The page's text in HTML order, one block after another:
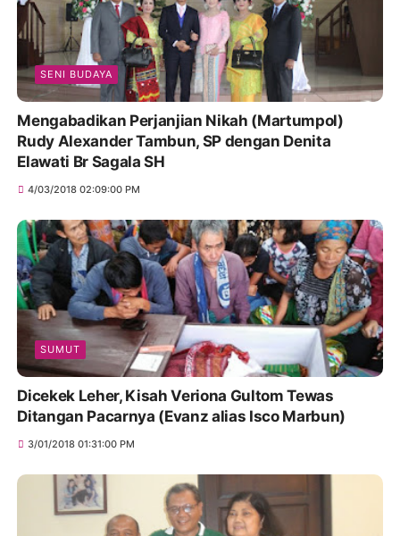
SENI BUDAYA
Mengabadikan Perjanjian Nikah (Martumpol)
Rudy Alexander Tambun, SP dengan Denita
Elawati Br Sagala SH
4/03/2018 02:09:00 PM
SUMUT
Dicekek Leher, Kisah Veriona Gultom Tewas
Ditangan Pacarnya (Evanz alias Isco Marbun)
3/01/2018 01:31:00 PM